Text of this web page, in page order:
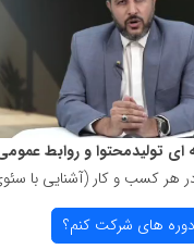
تولیدمحتوا و روابط
هر كسب و كار (آشنایی با
های شركت كنم؟